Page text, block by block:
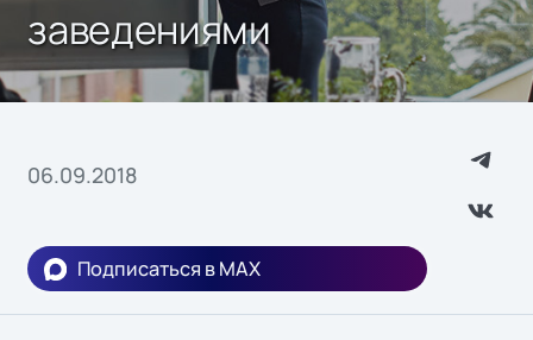
заведениями
06.09.2018
Подписаться в MAX